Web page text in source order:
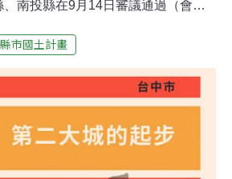
南投縣在9月14日審議通過（會議
外，還將針對縣市特色、會議上的爭
大縣份，全縣不靠海、85.7%為山
與觀光資源，全縣面積約420公頃，
人，根據南投縣國土計畫（草
縣市國土計畫